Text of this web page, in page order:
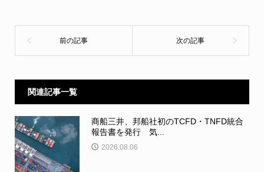
関連記事一覧
商船三井、邦船社初のTCFD・TNFD統合
報告書を発行 気...
2026.08.06